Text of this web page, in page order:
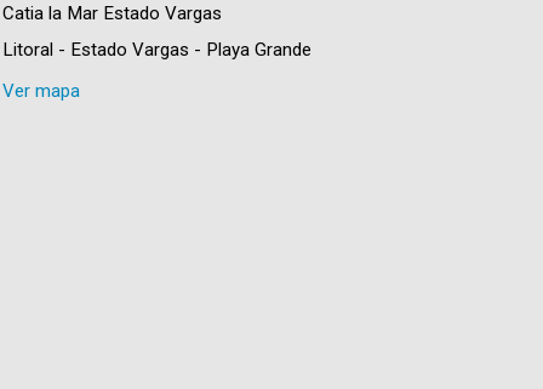
Catia la Mar Estado Vargas
Litoral - Estado Vargas - Playa Grande
Ver mapa